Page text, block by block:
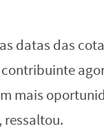
datas das
mais
ressaltou.